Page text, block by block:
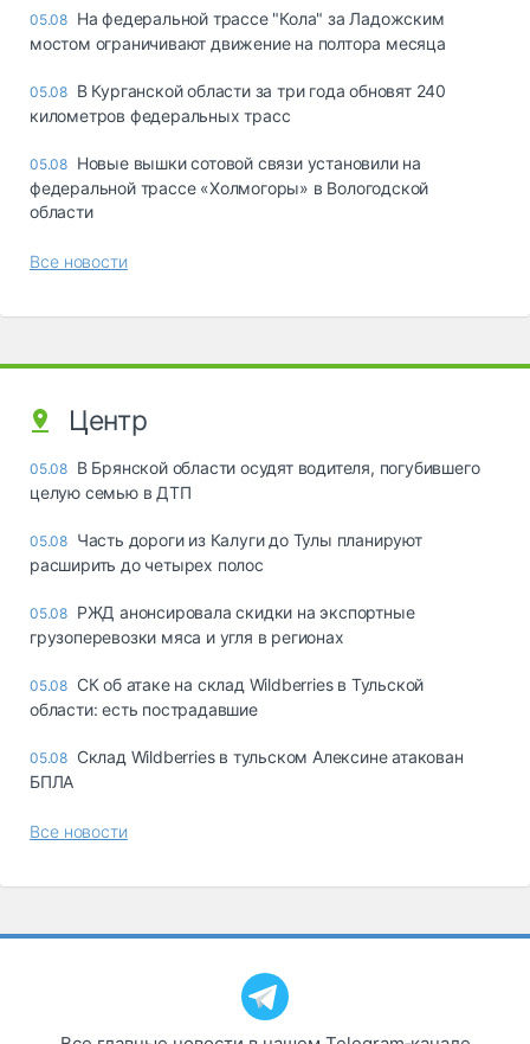
05.08 На федеральной трассе "Кола" за Ладожским
мостом ограничивают движение на полтора месяца
05.08 В Курганской области за три года обновят 240
километров федеральных трасс
05.08 Новые вышки сотовой связи установили на
федеральной трассе «Холмогоры» в Вологодской
области
Все новости
Центр
05.08 В Брянской области осудят водителя, погубившего
целую семью в ДТП
05.08 Часть дороги из Калуги до Тулы планируют
расширить до четырех полос
05.08 РЖД анонсировала скидки на экспортные
грузоперевозки мяса и угля в регионах
05.08 СК об атаке на склад Wildberries в Тульской
области: есть пострадавшие
05.08 Склад Wildberries в тульском Алексине атакован
БПЛА
Все новости